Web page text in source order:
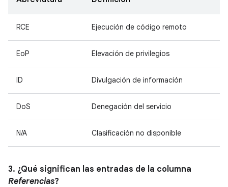
RCE Ejecución de código remoto
EoP Elevación de privilegios
ID Divulgación de información
DoS Denegación del servicio
N/A Clasificación no disponible
3. ¿Qué significan las entradas de la columna
Referencias?